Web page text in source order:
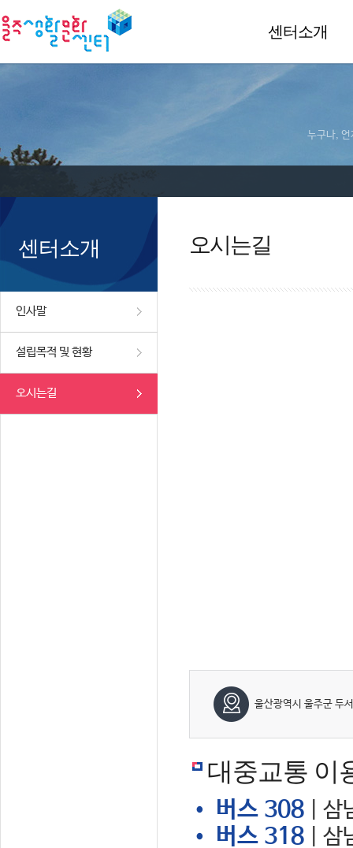
센터소개
누구나, 언
센터소개
인사말
설립목적 및 현황
오시는길
오시는길
울산광역시 울주군 두
대중교통 이
• 버스 308 | 삼
• 버스 318 | 삼